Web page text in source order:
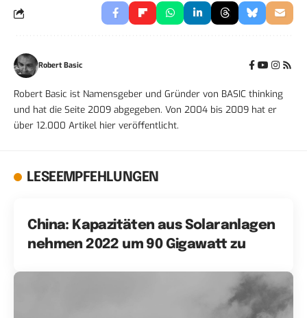
Robert Basic
Robert Basic ist Namensgeber und Gründer von BASIC thinking
und hat die Seite 2009 abgegeben. Von 2004 bis 2009 hat er
über 12.000 Artikel hier veröffentlicht.
LESEEMPFEHLUNGEN
China: Kapazitäten aus Solaranlagen
nehmen 2022 um 90 Gigawatt zu